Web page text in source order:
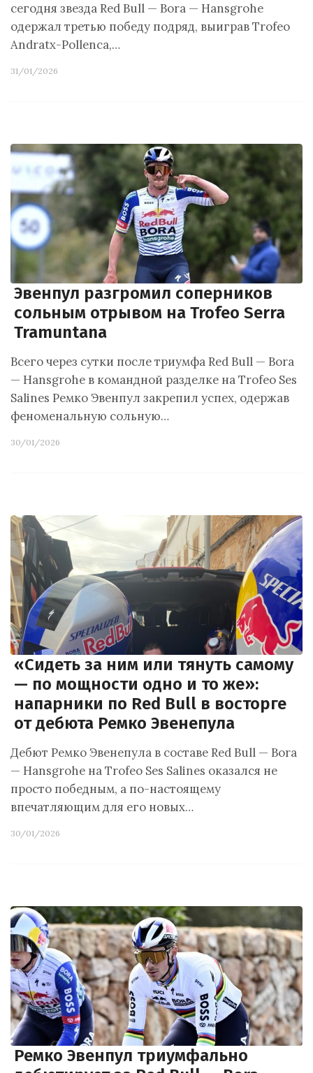
сегодня звезда Red Bull — Bora — Hansgrohe
одержал третью победу подряд, выиграв Trofeo
Andratx-Pollenca,…
31/01/2026
Эвенпул разгромил соперников
сольным отрывом на Trofeo Serra
Tramuntana
Всего через сутки после триумфа Red Bull — Bora
— Hansgrohe в командной разделке на Trofeo Ses
Salines Ремко Эвенпул закрепил успех, одержав
феноменальную сольную…
30/01/2026
«Сидеть за ним или тянуть самому
— по мощности одно и то же»:
напарники по Red Bull в восторге
от дебюта Ремко Эвенепула
Дебют Ремко Эвенепула в составе Red Bull — Bora
— Hansgrohe на Trofeo Ses Salines оказался не
просто победным, а по-настоящему
впечатляющим для его новых…
30/01/2026
Ремко Эвенпул триумфально